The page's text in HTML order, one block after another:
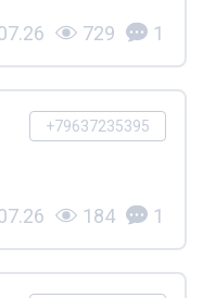
729 1
+79637235395
184 1